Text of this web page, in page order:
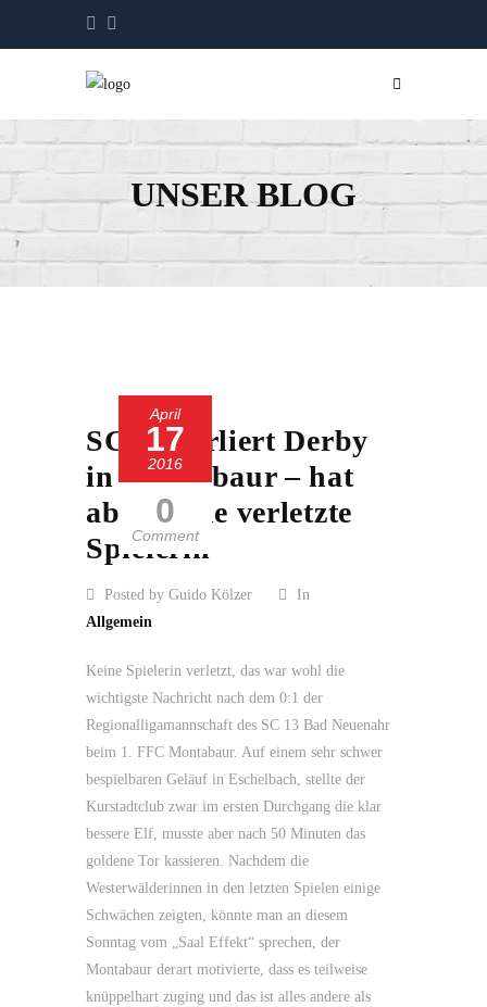
UNSER BLOG
April
17
2016
0
Comment
SC 13 verliert Derby
in Montabaur – hat
aber keine verletzte
Spielerin
Posted by Guido Kölzer
In
Allgemein
Keine Spielerin verletzt, das war wohl die
wichtigste Nachricht nach dem 0:1 der
Regionalligamannschaft des SC 13 Bad Neuenahr
beim 1. FFC Montabaur. Auf einem sehr schwer
bespielbaren Geläuf in Eschelbach, stellte der
Kurstadtclub zwar im ersten Durchgang die klar
bessere Elf, musste aber nach 50 Minuten das
goldene Tor kassieren. Nachdem die
Westerwälderinnen in den letzten Spielen einige
Schwächen zeigten, könnte man an diesem
Sonntag vom „Saal Effekt“ sprechen, der
Montabaur derart motivierte, dass es teilweise
knüppelhart zuging und das ist alles andere als